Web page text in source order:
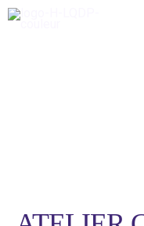
Aller
au